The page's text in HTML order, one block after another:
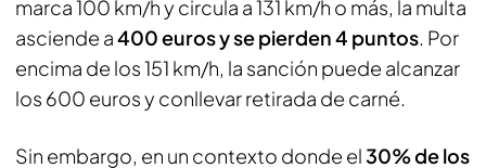
marca 100 km/h y circula a 131 km/h o más, la multa
asciende a400 euros y se pierden 4 puntos. Por
encima de los 151 km/h, la sanción puede alcanzar
los 600 euros y conllevar retirada de carné.
Sin embargo, en un contexto donde el30% de los